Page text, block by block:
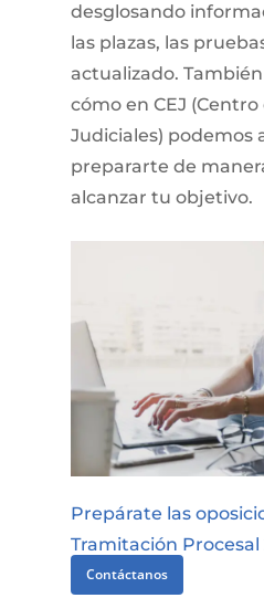
desglosando
las plazas, las
actualizado.
cómo en CEJ
Judiciales) podemos
prepararte de
alcanzar tu objetivo.
Prepárate las
Tramitación Procesal
Contáctanos